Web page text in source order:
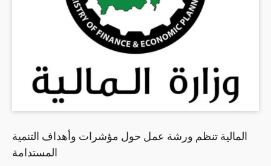
المالية تنظم ورشة عمل حول مؤشرات وأهداف التنمية
المستدامة